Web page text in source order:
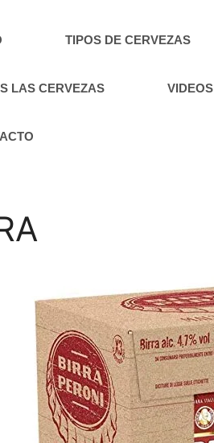
TIPOS DE CERVEZAS
LAS CERVEZAS VIDEOS